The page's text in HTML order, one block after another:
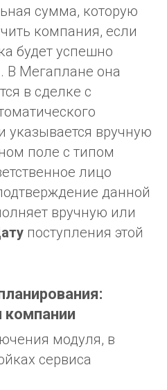
сумма, которую
компания, если
будет успешно
В Мегаплане она
в сделке с
указывается вручную
поле с типом
лицо
данной
вручную или
поступления этой
модуля, в
сервиса